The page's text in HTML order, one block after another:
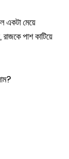
একটা মেয়ে
পাশ কাটিয়ে